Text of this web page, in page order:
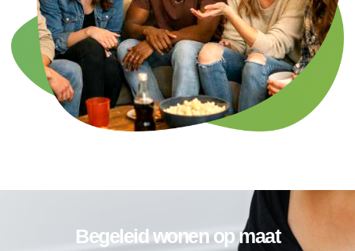
Begeleid wonen op maat